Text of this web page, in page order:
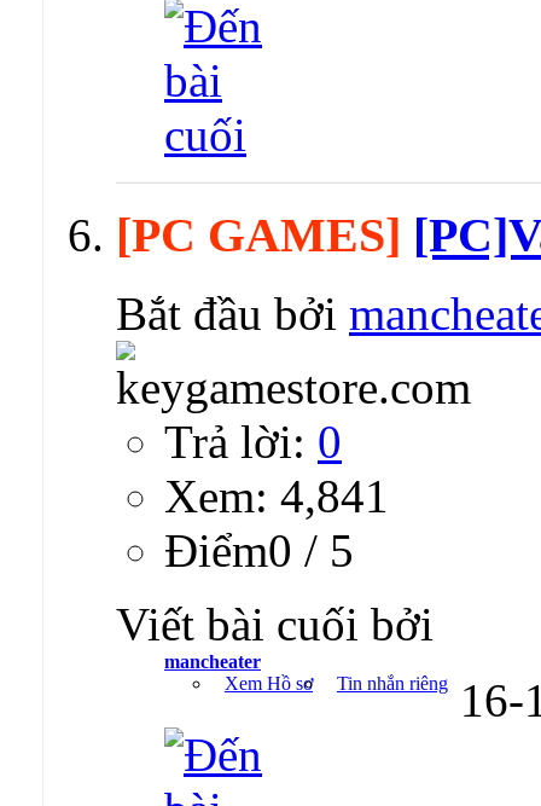
[PC GAMES]
Bắt đầu bởi
Trả lời: 0
Xem: 4,841
Ðiểm0 / 5
Viết bài cuối bởi
mancheater
Xem Hồ sơ
Tin nhắn riêng